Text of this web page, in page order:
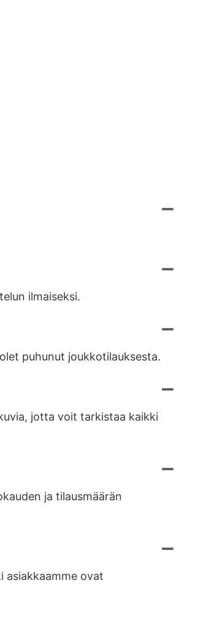
ilmaiseksi.
puhunut joukkotilauksesta.
jotta voit tarkistaa kaikki
ja tilausmäärän
asiakkaamme ovat